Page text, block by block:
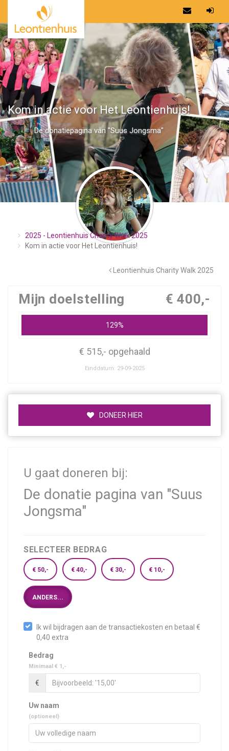
Kom in actie voor Het Leontienhuis!
De donatiepagina van "Suus Jongsma"
2025 - Leontienhuis Charity Walk 2025
Kom in actie voor Het Leontienhuis!
Leontienhuis Charity Walk 2025
Mijn doelstelling € 400,-
129%
€ 515,- opgehaald
Einddatum: 29-09-2025
DONEER HIER
U gaat doneren bij:
De donatie pagina van "Suus
Jongsma"
SELECTEER BEDRAG
€ 50,- € 40,- € 30,- € 10,-
ANDERS...
Ik wil bijdragen aan de transactiekosten en betaal €
0,40 extra
Bedrag
Minimaal € 1,-
€
Uw naam
(optioneel)